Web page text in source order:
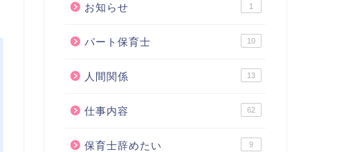
お知らせ 1
パート保育士 10
人間関係 13
仕事内容 62
保育士辞めたい 9